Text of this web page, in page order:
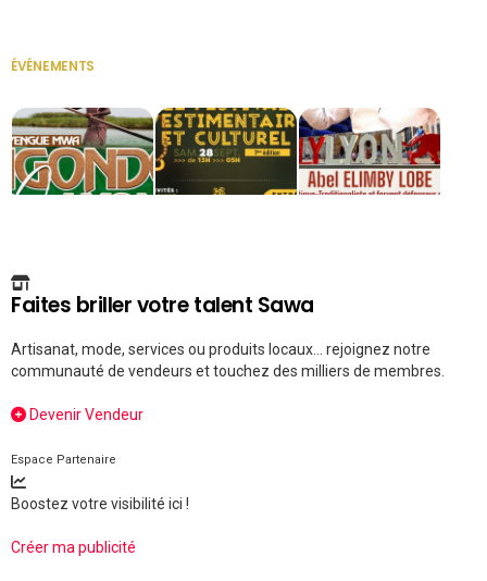
ÉVÉNEMENTS
Faites briller votre talent Sawa
Artisanat, mode, services ou produits locaux... rejoignez notre
communauté de vendeurs et touchez des milliers de membres.
Devenir Vendeur
Espace Partenaire
Boostez votre visibilité ici !
Créer ma publicité